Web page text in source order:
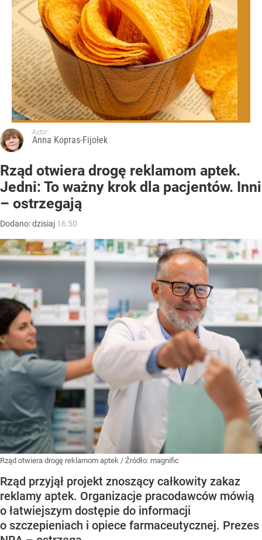
Autor:
Anna Kopras-Fijołek
Rząd otwiera drogę reklamom aptek.
Jedni: To ważny krok dla pacjentów. Inni
– ostrzegają
Dodano:dzisiaj 16:50
Rząd otwiera drogę reklamom aptek / Źródło: magnific
Rząd przyjął projekt znoszący całkowity zakaz
reklamy aptek. Organizacje pracodawców mówią
o łatwiejszym dostępie do informacji
o szczepieniach i opiece farmaceutycznej. Prezes